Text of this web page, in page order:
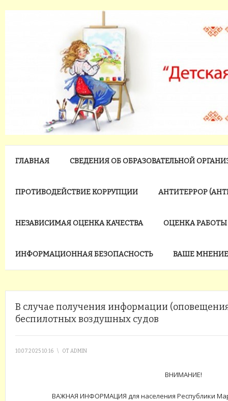
ГЛАВНАЯ СВЕДЕНИЯ ОБ ОБРАЗОВАТЕЛЬНОЙ
ПРОТИВОДЕЙСТВИЕ КОРРУПЦИИ АНТИТЕРРОР
НЕЗАВИСИМАЯ ОЦЕНКА КАЧЕСТВА ОЦЕНКА
ИНФОРМАЦИОННАЯ БЕЗОПАСНОСТЬ ВАШЕ
В случае получения информации
беспилотных воздушных судов
10.07.2025 10:16 \ ОТ ADMIN
ВНИМАНИЕ!
ВАЖНАЯ ИНФОРМАЦИЯ для населения Республики